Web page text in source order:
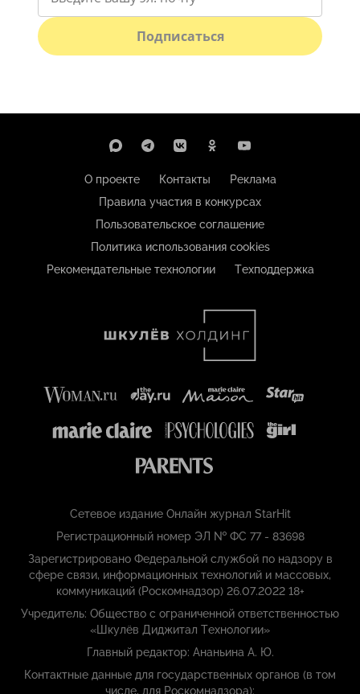
Подписаться
О проекте Контакты
Реклама
Правила участия в конкурсах
Пользовательское соглашение
Политика использования cookies
Рекомендательные технологии
Техподдержка
Сетевое издание Онлайн журнал StarHit
Регистрационный номер ЭЛ № ФС 77 - 83698
Зарегистрировано Федеральной службой по надзору в
сфере связи, информационных технологий и массовых,
коммуникаций (Роскомнадзор) 26.07.2022 18+
Учредитель: Общество с ограниченной ответственностью
«Шкулёв Диджитал Технологии»
Главный редактор: Ананьина А. Ю.
Контактные данные для государственных органов (в том
числе, для Роскомнадзора):